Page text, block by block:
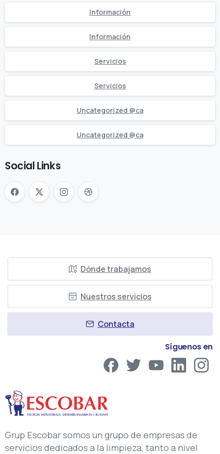
Información
Información
Servicios
Servicios
Uncategorized @ca
Uncategorized @ca
Social Links
Dónde trabajamos
Nuestros servicios
Contacta
Síguenos en
Grup Escobar somos un grupo de empresas de
servicios dedicados a la limpieza, tanto a nivel